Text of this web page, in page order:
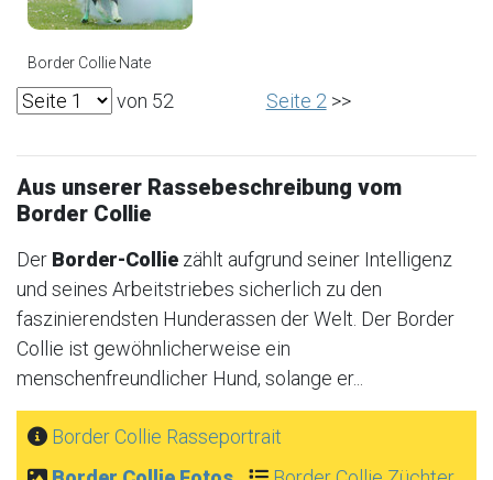
Border Collie Nate
von 52 Seite 2 >>
Aus unserer Rassebeschreibung vom
Border Collie
Der Border-Collie zählt aufgrund seiner Intelligenz
und seines Arbeitstriebes sicherlich zu den
faszinierendsten Hunderassen der Welt. Der Border
Collie ist gewöhnlicherweise ein
menschenfreundlicher Hund, solange er...
Border Collie Rasseportrait